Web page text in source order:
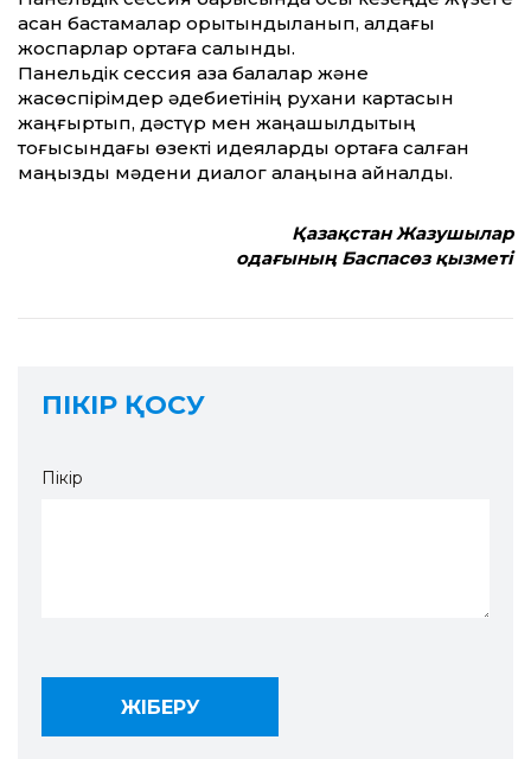
асқан бастамалар қоры­тындыланып, алдағы
жоспарлар ортаға салынды.
Панельдік сессия қазақ балалар және
жасөспірімдер әдебиетінің рухани картасын
жаңғыртып, дәстүр мен жаңашылдықтың
тоғысындағы өзекті идеяларды ортаға салған
маңызды мәдени диалог алаңына айналды.
Қазақстан Жазушылар
одағының Баспасөз қызметі
ПІКІР ҚОСУ
Пікір